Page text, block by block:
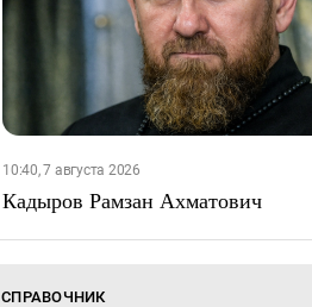
10:40, 7 августа 2026
Кадыров Рамзан Ахматович
СПРАВОЧНИК